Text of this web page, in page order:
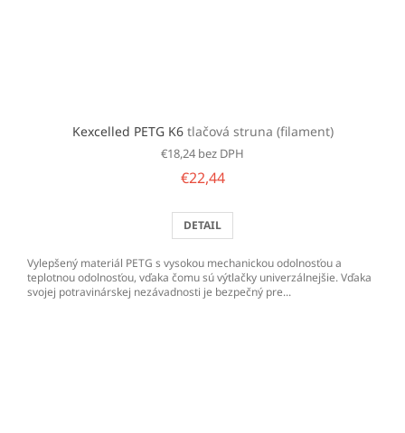
Kexcelled PETG K6 tlačová struna (filament)
€18,24 bez DPH
€22,44
DETAIL
Vylepšený materiál PETG s vysokou mechanickou odolnosťou a
teplotnou odolnosťou, vďaka čomu sú výtlačky univerzálnejšie. Vďaka
svojej potravinárskej nezávadnosti je bezpečný pre...